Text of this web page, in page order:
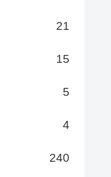
21
15
5
4
240